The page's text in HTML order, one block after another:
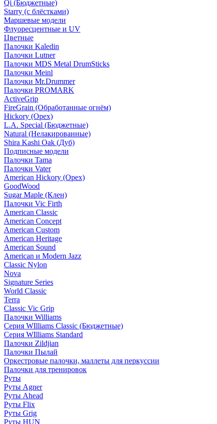
Qi (Бюджетные)
Starry (с блёстками)
Маршевые модели
Флуоресцентные и UV
Цветные
Палочки Kaledin
Палочки Lutner
Палочки MDS Metal DrumSticks
Палочки Meinl
Палочки Mr.Drummer
Палочки PROMARK
ActiveGrip
FireGrain (Обработанные огнём)
Hickory (Орех)
L.A. Special (Бюджетные)
Natural (Нелакированные)
Shira Kashi Oak (Дуб)
Подписные модели
Палочки Tama
Палочки Vater
American Hickory (Орех)
GoodWood
Sugar Maple (Клен)
Палочки Vic Firth
American Classic
American Concept
American Custom
American Heritage
American Sound
American и Modern Jazz
Classic Nylon
Nova
Signature Series
World Classic
Terra
Classic Vic Grip
Палочки Williams
Серия WIlliams Classic (Бюджетные)
Серия WIlliams Standard
Палочки Zildjian
Палочки Пылай
Оркестровые палочки, маллеты для перкуссии
Палочки для тренировок
Руты
Руты Agner
Руты Ahead
Руты Flix
Руты Grig
Руты HUN